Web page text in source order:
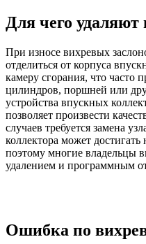
Для чего удаляют
При износе вихревых
отделиться от корпуса
камеру сгорания, что часто
цилиндров, поршней или
устройства впускных
позволяет произвести
случаев требуется замена
коллектора может
поэтому многие владельцы
удалением и программным
Ошибка по